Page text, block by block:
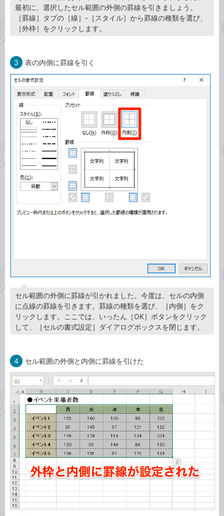
最初に、選択したセル範囲の外側の罫線を引きましょう。
［罫線］タブの［線］-［スタイル］から罫線の種類を選び、
［外枠］をクリックします。
3 表の内側に罫線を引く
セル範囲の外側に罫線が引かれました。今度は、セルの内側
に点線の罫線を引きます。罫線の種類を選び、［内側］をク
リックします。ここでは、いったん［OK］ボタンをクリック
して、［セルの書式設定］ダイアログボックスを閉じます。
4 セル範囲の外側と内側に罫線を引けた